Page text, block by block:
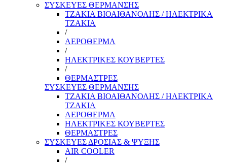
ΣΥΣΚΕΥΕΣ ΘΕΡΜΑΝΣΗΣ
ΤΖΑΚΙΑ ΒΙΟΑΙΘΑΝΟΛΗΣ / ΗΛΕΚΤΡΙΚΑ
ΤΖΑΚΙΑ
/
ΑΕΡΟΘΕΡΜΑ
/
ΗΛΕΚΤΡΙΚΕΣ ΚΟΥΒΕΡΤΕΣ
/
ΘΕΡΜΑΣΤΡΕΣ
ΣΥΣΚΕΥΕΣ ΘΕΡΜΑΝΣΗΣ
ΤΖΑΚΙΑ ΒΙΟΑΙΘΑΝΟΛΗΣ / ΗΛΕΚΤΡΙΚΑ
ΤΖΑΚΙΑ
ΑΕΡΟΘΕΡΜΑ
ΗΛΕΚΤΡΙΚΕΣ ΚΟΥΒΕΡΤΕΣ
ΘΕΡΜΑΣΤΡΕΣ
ΣΥΣΚΕΥΕΣ ΔΡΟΣΙΑΣ & ΨΥΞΗΣ
AIR COOLER
/